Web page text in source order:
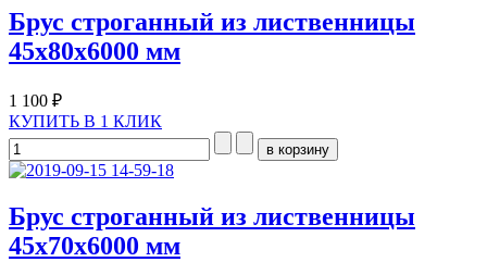
Брус строганный из лиственницы
45х80х6000 мм
1 100 ₽
КУПИТЬ В 1 КЛИК
Брус строганный из лиственницы
45х70х6000 мм